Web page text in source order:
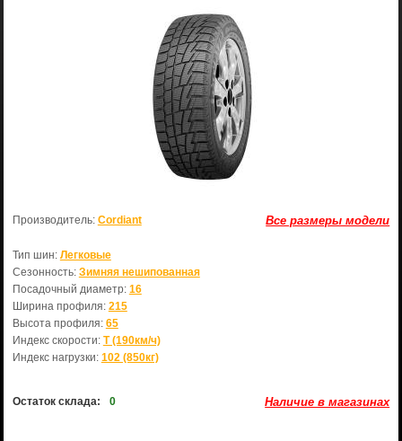
Все размеры модели
Производитель: Cordiant
Тип шин: Легковые
Сезонность: Зимняя нешипованная
Посадочный диаметр: 16
Ширина профиля: 215
Высота профиля: 65
Индекс скорости: T (190км/ч)
Индекс нагрузки: 102 (850кг)
Остаток склада: 0 Наличие в магазинах